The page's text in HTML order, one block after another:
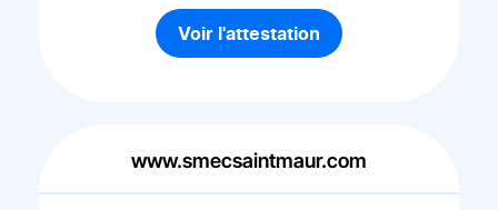
Voir l'attestation
www.smecsaintmaur.com